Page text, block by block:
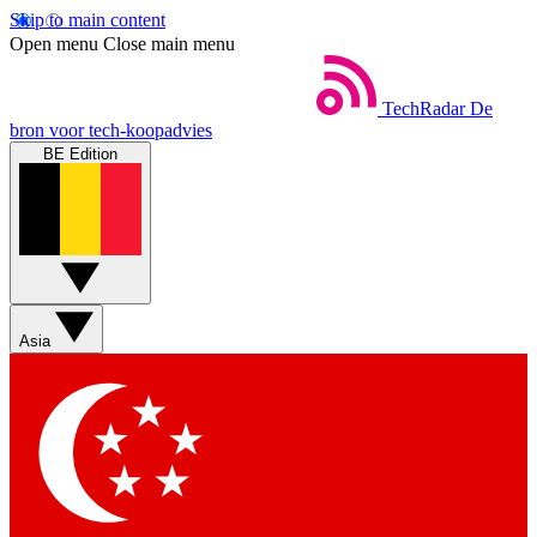
Skip to main content
Open menu Close main menu
TechRadar De
bron voor tech-koopadvies
BE Edition
Asia